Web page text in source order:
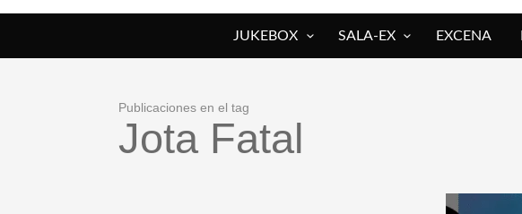
JUKEBOX SALA-EX EXCENA
Publicaciones en el tag
Jota Fatal